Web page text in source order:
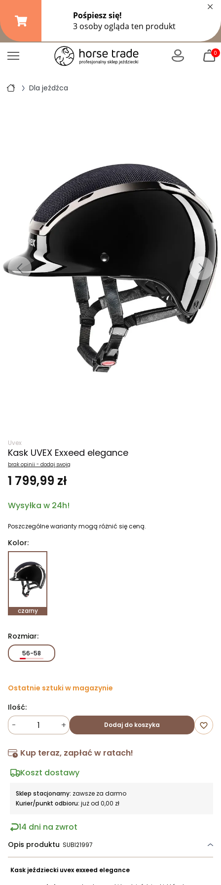
Darmowa dostawa od149,99 zł
299 złpozostałe formy wysyłki
×
0
Dla jeźdźca
Previous Next
Uvex
Kask UVEX Exxeed elegance
brak opinii - dodaj swoją
1 799,99 zł
Wysyłka w 24h!
Poszczególne warianty mogą różnić się ceną.
Kolor:
czarny
Rozmiar:
56-58
Ostatnie sztuki w magazynie
Ilość:
- + Dodaj do koszyka favorite_border
Kup teraz, zapłać w ratach!
Koszt dostawy
Sklep stacjonarny: zawsze za darmo
Kurier/punkt odbioru: już od 0,00 zł
14 dni na zwrot
Opis produktu SUBI21997
Kask jeździecki uvex exxeed elegance